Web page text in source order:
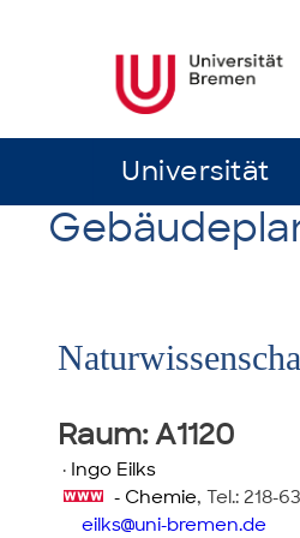
Universität
Universität
Raum: A1120
· Ingo Eilks
- Chemie, Tel.: 218-
eilks uni-bremen.de